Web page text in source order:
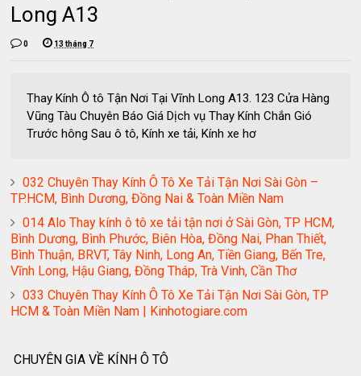
Long A13
0 13 tháng 7
Thay Kính Ô tô Tận Nơi Tại Vĩnh Long A13. 123 Cửa Hàng
Vũng Tàu Chuyên Báo Giá Dịch vụ Thay Kính Chắn Gió
Trước hông Sau ô tô, Kính xe tải, Kính xe hơ
032 Chuyên Thay Kính Ô Tô Xe Tải Tận Nơi Sài Gòn –
TP.HCM, Bình Dương, Đồng Nai & Toàn Miền Nam
014 Alo Thay kính ô tô xe tải tận nơi ở Sài Gòn, TP HCM,
Bình Dương, Bình Phước, Biên Hòa, Đồng Nai, Phan Thiết,
Bình Thuận, BRVT, Tây Ninh, Long An, Tiền Giang, Bến Tre,
Vĩnh Long, Hậu Giang, Đồng Tháp, Trà Vinh, Cần Thơ
033 Chuyên Thay Kính Ô Tô Xe Tải Tận Nơi Sài Gòn, TP
HCM & Toàn Miền Nam | Kinhotogiare.com
CHUYÊN GIA VỀ KÍNH Ô TÔ